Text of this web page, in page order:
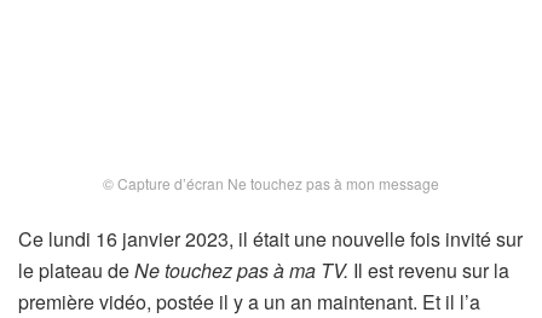
© Capture d’écran Ne touchez pas à mon message
Ce lundi 16 janvier 2023, il était une nouvelle fois invité sur
le plateau deNe touchez pas à ma TV. Il est revenu sur la
première vidéo, postée il y a un an maintenant. Et il l’a